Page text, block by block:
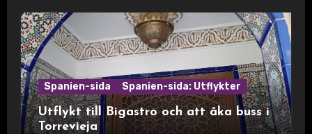
Spanien-sida Spanien-sida: Utflykter
Utflykt till Bigastro och att åka buss i
Torrevieja